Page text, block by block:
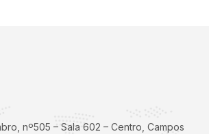
nº505 – Sala 602 – Centro, Campos